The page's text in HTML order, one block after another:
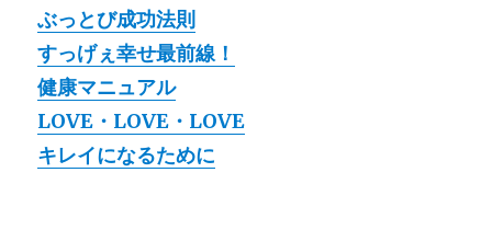
ぶっとび成功法則
すっげぇ幸せ最前線！
健康マニュアル
LOVE・LOVE・LOVE
キレイになるために